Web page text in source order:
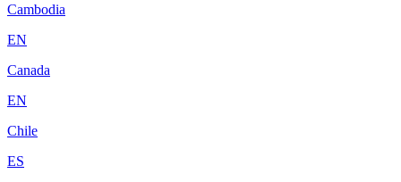
Cambodia
EN
Canada
EN
Chile
ES